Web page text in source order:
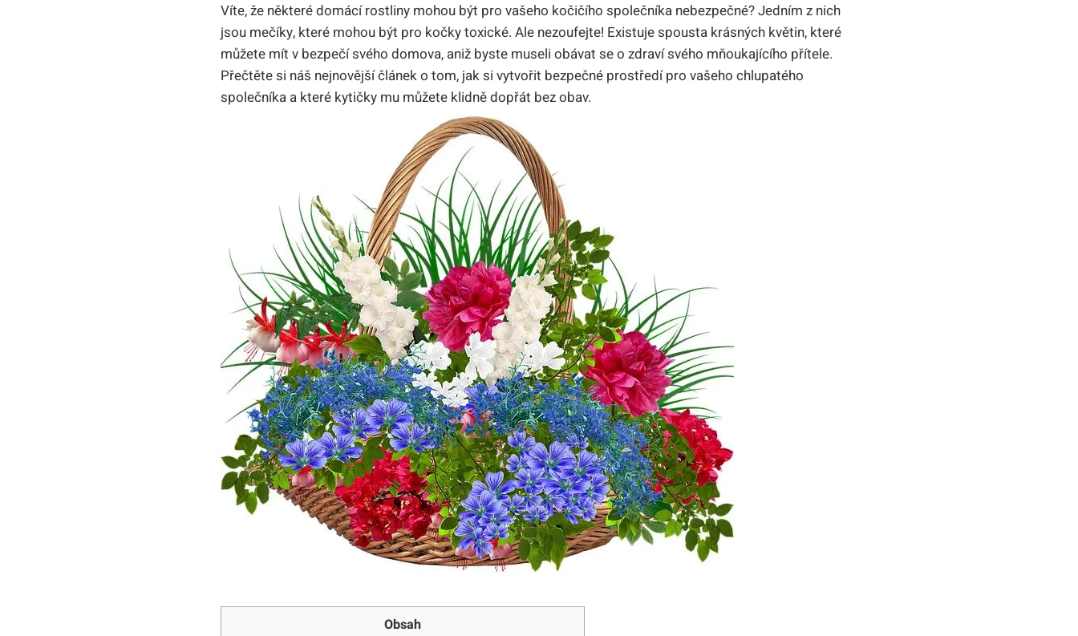
Víte, že některé domácí rostliny mohou být pro vašeho kočičího společníka nebezpečné? Jedním z nich
jsou mečíky, které mohou být pro kočky toxické. Ale nezoufejte! Existuje spousta krásných květin, které
můžete mít v bezpečí svého domova, aniž byste museli obávat se o zdraví svého mňoukajícího přítele.
Přečtěte si náš nejnovější článek o tom, jak si vytvořit bezpečné prostředí pro vašeho chlupatého
společníka a které kytičky mu můžete klidně dopřát bez obav.
Obsah